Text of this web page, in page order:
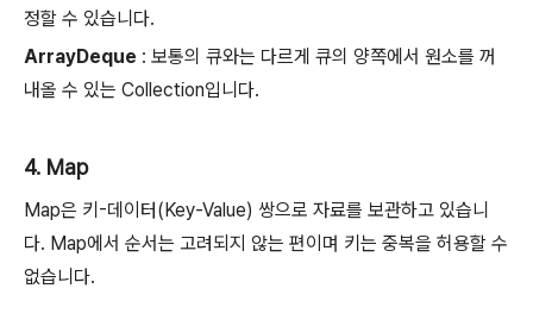
정할 수 있습니다.
ArrayDeque : 보통의 큐와는 다르게 큐의 양쪽에서 원소를 꺼
내올 수 있는 Collection입니다.
4. Map
Map은 키-데이터(Key-Value) 쌍으로 자료를 보관하고 있습니
다. Map에서 순서는 고려되지 않는 편이며 키는 중복을 허용할 수
없습니다.